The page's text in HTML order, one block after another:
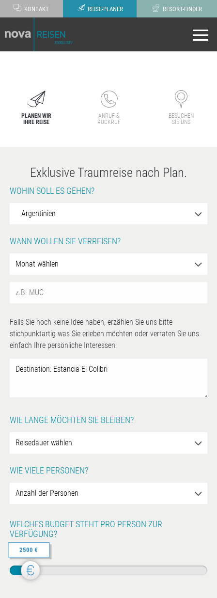
KONTAKT REISE-PLANER RESORT-FINDER
PLANEN WIR
IHRE REISE
ANRUF &
RÜCKRUF
BESUCHEN
SIE UNS
Exklusive Traumreise nach Plan.
WOHIN SOLL ES GEHEN?
WANN WOLLEN SIE VERREISEN?
Falls Sie noch keine Idee haben, erzählen Sie uns bitte
stichpunktartig was Sie erleben möchten oder verraten Sie uns
einfach Ihre persönliche Interessen:
WIE LANGE MÖCHTEN SIE BLEIBEN?
WIE VIELE PERSONEN?
WELCHES BUDGET STEHT PRO PERSON ZUR
VERFÜGUNG?
2500 €